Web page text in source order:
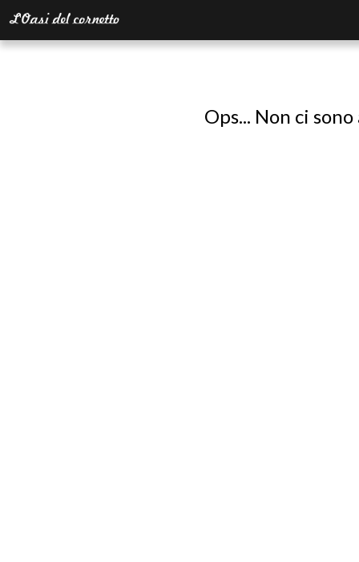
Ops... Non ci